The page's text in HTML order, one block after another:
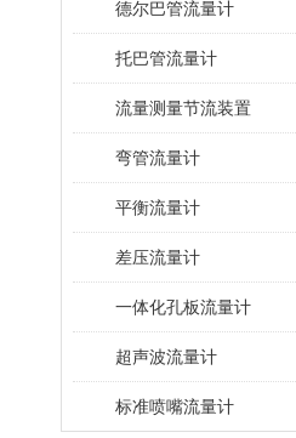
德尔巴管流量计
托巴管流量计
流量测量节流装置
弯管流量计
平衡流量计
差压流量计
一体化孔板流量计
超声波流量计
标准喷嘴流量计